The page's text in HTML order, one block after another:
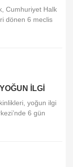
Cumhuriyet Halk
dönen 6 meclis
İLGİ
yoğun ilgi
6 gün